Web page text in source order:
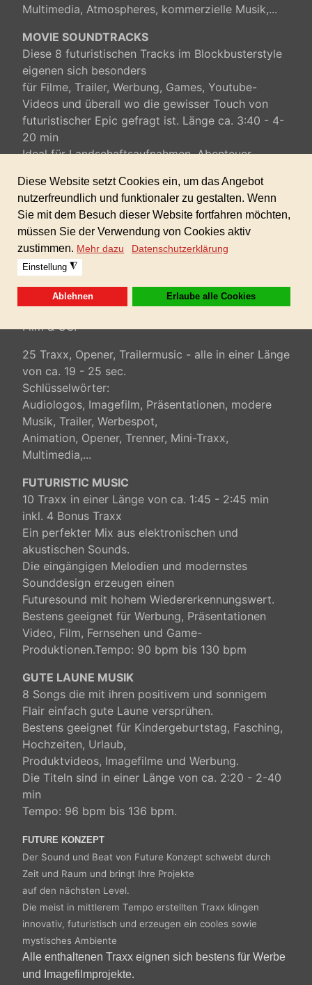
Multimedia, Atmospheres, kommerzielle Musik,...
MOVIE SOUNDTRACKS
Diese 8 futuristischen Tracks im Blockbusterstyle
eigenen sich besonders
für Filme, Trailer, Werbung, Games, Youtube-
Videos und überall wo die gewisser Touch von
futuristischer Epic gefragt ist. Länge ca. 3:40 - 4-
20 min
Ideal für Landschaftsaufnahmen, Abenteuer,
(gewerbliche Lizenz inklusive, keine weiteren
Zusatzkosten).
BIG OPENER - Drums - Vol.1
speziell für moderne und zukunftsorientierte
Projekte mit den Power Sound
der Worldpercussions und World-Drums.
Bestens geeignet für Trailer, Opener, Werbung,
Film & CO.
25 Traxx, Opener, Trailermusic - alle in einer Länge
von ca. 19 - 25 sec.
Schlüsselwörter:
Audiologos, Imagefilm, Präsentationen, modere
Musik, Trailer, Werbespot,
Animation, Opener, Trenner, Mini-Traxx,
Multimedia,...
FUTURISTIC MUSIC
10 Traxx in einer Länge von ca. 1:45 - 2:45 min
inkl. 4 Bonus Traxx
Ein perfekter Mix aus elektronischen und
akustischen Sounds.
Die eingängigen Melodien und modernstes
Sounddesign erzeugen einen
Futuresound mit hohem Wiedererkennungswert.
Bestens geeignet für Werbung, Präsentationen
Video, Film, Fernsehen und Game-
Produktionen.Tempo: 90 bpm bis 130 bpm
GUTE LAUNE MUSIK
8 Songs die mit ihren positivem und sonnigem
Flair einfach gute Laune versprühen.
Bestens geeignet für Kindergeburtstag, Fasching,
Hochzeiten, Urlaub,
Produktvideos, Imagefilme und Werbung.
Die Titeln sind in einer Länge von ca. 2:20 - 2-40
min
Tempo: 96 bpm bis 136 bpm.
FUTURE KONZEPT
Der Sound und Beat von Future Konzept schwebt durch
Zeit und Raum und bringt Ihre Projekte
auf den nächsten Level.
Die meist in mittlerem Tempo erstellten Traxx klingen
innovativ, futuristisch und erzeugen ein cooles sowie
mystisches Ambiente
Alle enthaltenen Traxx eignen sich bestens für Werbe
und Imagefilmprojekte.